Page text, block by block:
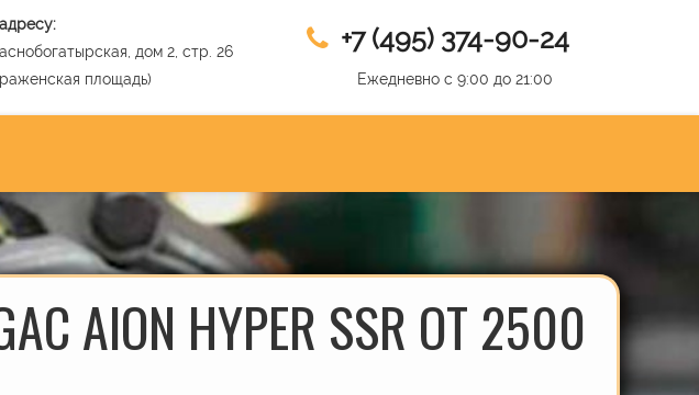
дом 2, стр. 26
площадь)
+7 (495) 374-90-24
Ежедневно с 9:00 до 21:00
AION HYPER SSR ОТ 2500